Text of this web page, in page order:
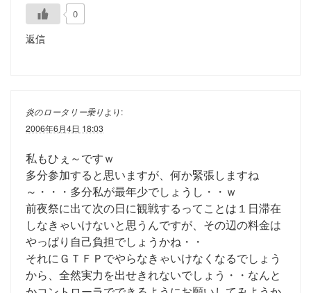
0
返信
炎のロータリー乗り より:
2006年6月4日 18:03
私もひぇ～ですｗ
多分参加すると思いますが、何か緊張しますね
～・・・多分私が最年少でしょうし・・ｗ
前夜祭に出て次の日に観戦するってことは１日滞在
しなきゃいけないと思うんですが、その辺の料金は
やっぱり自己負担でしょうかね・・
それにＧＴＦＰでやらなきゃいけなくなるでしょう
から、全然実力を出せきれないでしょう・・なんと